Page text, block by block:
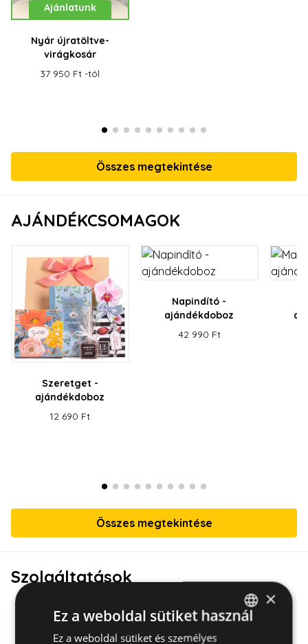
Ajánlatunk
Nyár újratöltve-
virágkosár
37 950 Ft -tól
Összes megtekintése
AJÁNDÉKCSOMAGOK
Szeretget -
ajándékdoboz
12 690 Ft
Napindító -
ajándékdoboz
42 990 Ft
Összes megtekintése
Szolgáltatások
×
Ez a weboldal sütiket használ
Ez a weboldal sütiket és személyes